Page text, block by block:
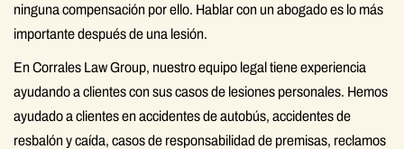
ninguna compensación por ello. Hablar con un abogado es lo más
importante después de una lesión.
En Corrales Law Group, nuestro equipo legal tiene experiencia
ayudando a clientes con sus casos de lesiones personales. Hemos
ayudado a clientes en accidentes de autobús, accidentes de
resbalón y caída, casos de responsabilidad de premisas, reclamos